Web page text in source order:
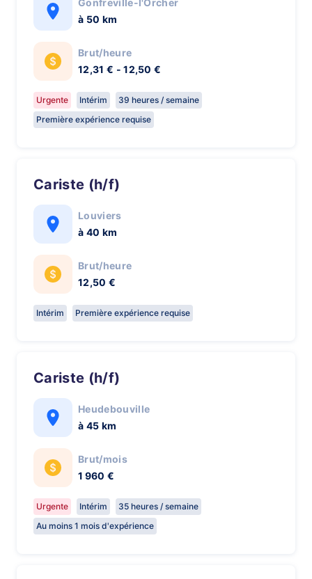
Gonfreville-l'Orcher
à 50 km
Brut/heure
12,31 € - 12,50 €
Urgente Intérim
39 heures / semaine
Première expérience requise
Cariste (h/f)
Louviers
à 40 km
Brut/heure
12,50 €
Intérim Première expérience requise
Cariste (h/f)
Heudebouville
à 45 km
Brut/mois
1 960 €
Urgente Intérim
35 heures / semaine
Au moins 1 mois d'expérience